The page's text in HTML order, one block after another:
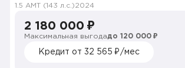
1.5 AMT (143 л.с.)2024
2 180 000 ₽
Максимальная выгодадо 120 000 ₽
Кредит от 32 565 ₽/мес